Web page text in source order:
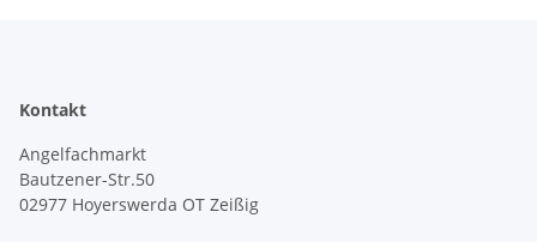
Kontakt
Angelfachmarkt
Bautzener-Str.50
02977 Hoyerswerda OT Zeißig